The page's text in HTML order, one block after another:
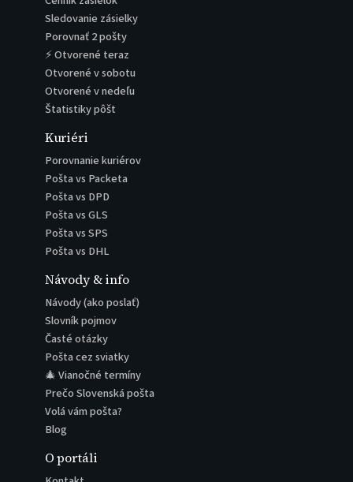
Sledovanie zásielky
Porovnať 2 pošty
⚡ Otvorené teraz
Otvorené v sobotu
Otvorené v nedeľu
Štatistiky pôšt
Kuriéri
Porovnanie kuriérov
Pošta vs Packeta
Pošta vs DPD
Pošta vs GLS
Pošta vs SPS
Pošta vs DHL
Návody & info
Návody (ako poslať)
Slovník pojmov
Časté otázky
Pošta cez sviatky
🎄 Vianočné termíny
Prečo Slovenská pošta
Volá vám pošta?
Blog
O portáli